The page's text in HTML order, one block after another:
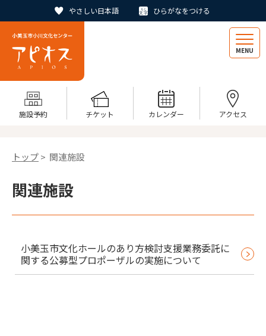
やさしい日本語 ひらがなをつける
MENU
施設予約 チケット カレンダー アクセス
トップ> 関連施設
関連施設
小美玉市文化ホールのあり方検討支援業務委託に
関する公募型プロポーザルの実施について